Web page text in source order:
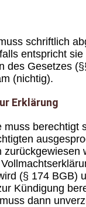
schriftlich
entspricht sie
des Gesetzes
(nichtig).
Erklärung
muss berechtigt
zurückgewiesen
(§ 174 BGB)
Kündigung
dann